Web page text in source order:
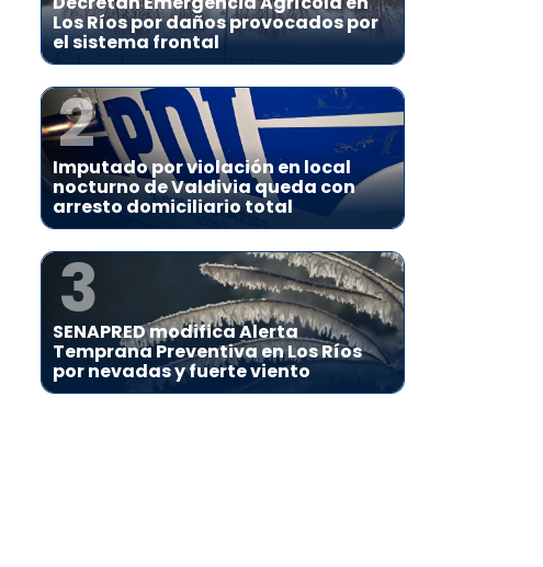
Los Ríos por daños provocados por
el sistema frontal
2
Imputado por violación en local
nocturno de Valdivia queda con
arresto domiciliario total
3
SENAPRED modifica Alerta
Temprana Preventiva en Los Ríos
por nevadas y fuerte viento